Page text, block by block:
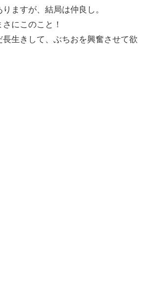
ますが、結局は仲良し。
にこのこと！
長生きして、ぶちおを興奮させて欲